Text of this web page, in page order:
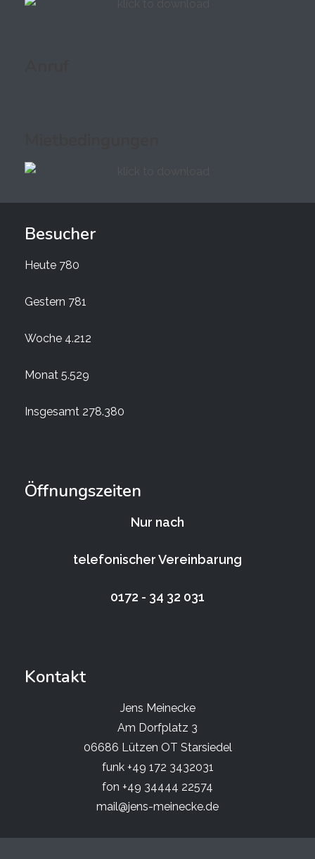
Besucher
Heute 780
Gestern 781
Woche 4.212
Monat 5.529
Insgesamt 278.380
Öffnungszeiten
Nur nach
telefonischer Vereinbarung
0172 - 34 32 031
Kontakt
Jens Meinecke
Am Dorfplatz 3
06686 Lützen OT Starsiedel
funk +49 172 3432031
fon +49 34444 22574
mail@jens-meinecke.de